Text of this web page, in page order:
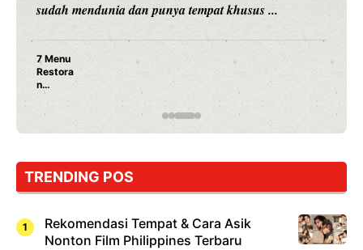
sudah mendunia dan punya tempat khusus ...
7 Menu
Restora
n
Jepang
yang
Dicoba,
Cuma
Sushi!
TRENDING POS
Rekomendasi Tempat & Cara Asik
Nonton Film Philippines Terbaru